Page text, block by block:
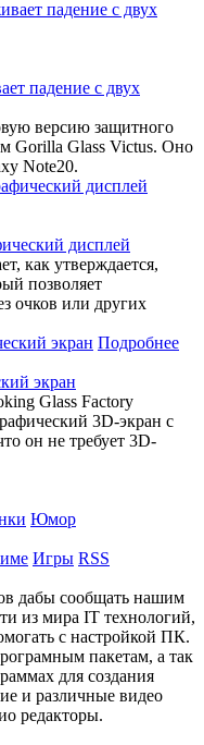
падение с двух
версию защитного
Gorilla Glass Victus. Оно
Note20.
дисплей
как утверждается,
позволяет
очков или других
Подробнее
экран
Glass Factory
3D-экран с
он не требует 3D-
Юмор
Игры RSS
дабы сообщать нашим
из мира IT технологий,
с настройкой ПК.
пакетам, а так
для создания
и различные видео
редакторы.